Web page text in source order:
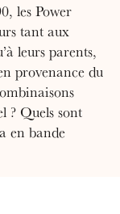
les Power
tant aux
leurs parents,
provenance du
? Quels sont
en bande